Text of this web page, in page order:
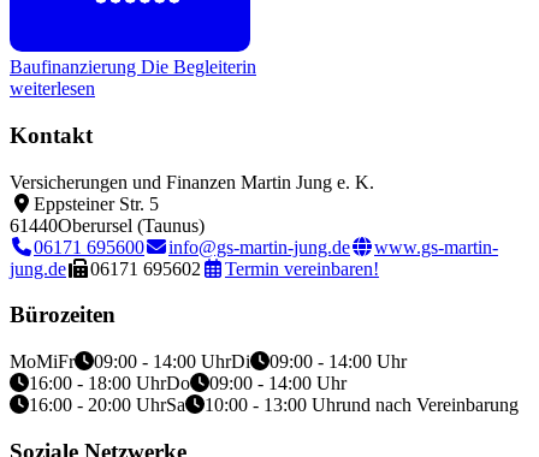
Baufinanzierung Die Begleiterin
weiterlesen
Kontakt
Versicherungen und Finanzen Martin Jung e. K.
Eppsteiner Str. 5
61440Oberursel (Taunus)
06171 695600
info@gs-martin-jung.de
www.gs-martin-
jung.de
06171 695602 Termin vereinbaren!
Bürozeiten
MoMiFr 09:00 - 14:00 UhrDi
09:00 - 14:00 Uhr
16:00 - 18:00 UhrDo
09:00 - 14:00 Uhr
16:00 - 20:00 UhrSa 10:00 - 13:00 Uhrund nach Vereinbarung
Soziale Netzwerke